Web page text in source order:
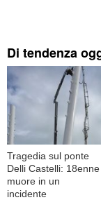
Di tendenza
Tragedia sul ponte
Delli Castelli: 18enne
muore in un
incidente